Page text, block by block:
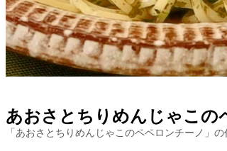
あおさとちりめんじゃこの
「あおさとちりめんじゃこのペペロンチーノ 」